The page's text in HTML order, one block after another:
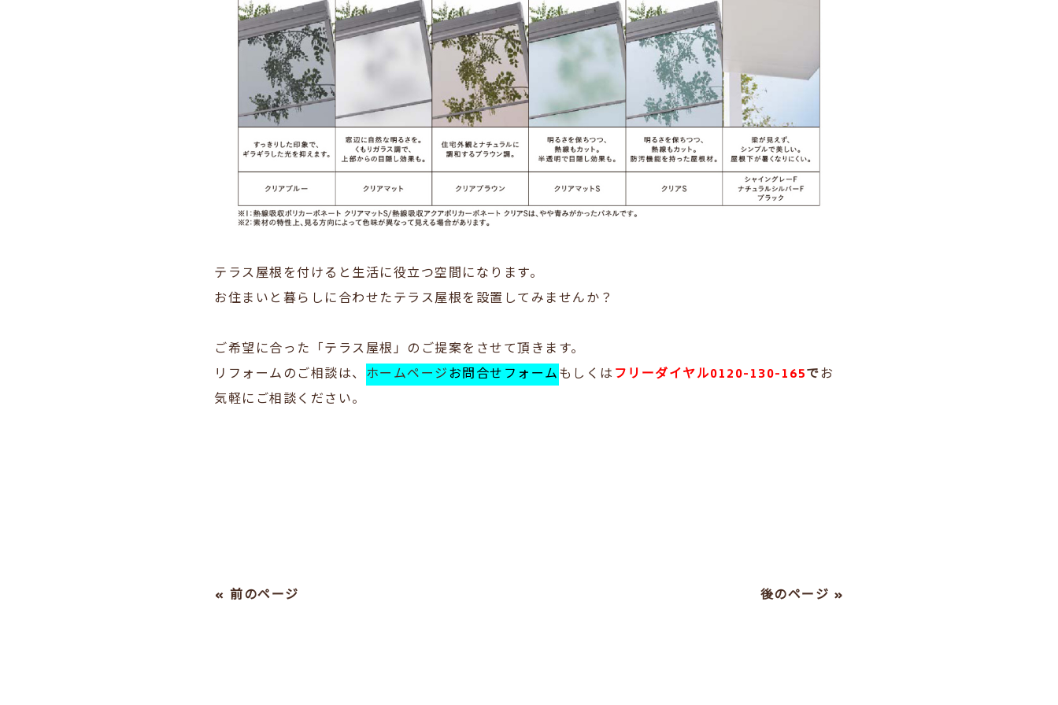
テラス屋根を付けると生活に役立つ空間になります。
お住まいと暮らしに合わせたテラス屋根を設置してみませんか？
ご希望に合った「テラス屋根」のご提案をさせて頂きます。
リフォームのご相談は、 ホームページお問合せフォームもしくはフリーダイヤル0120-130-165でお
気軽にご相談ください。
« 前のページ 後のページ »